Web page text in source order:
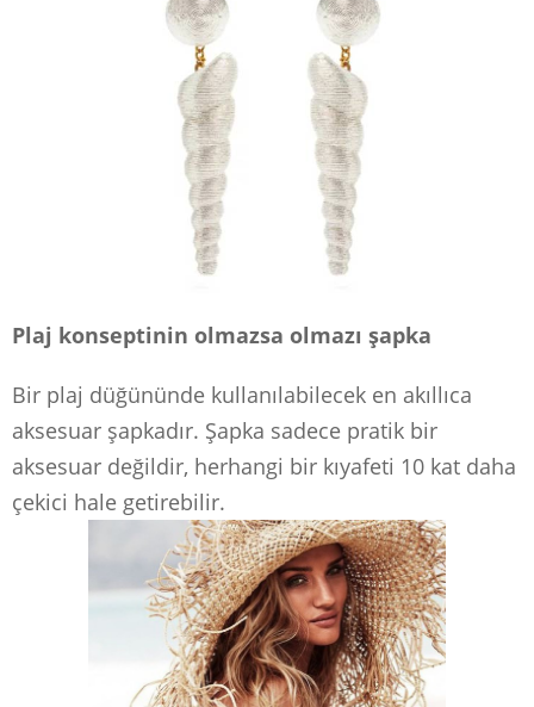
Plaj konseptinin olmazsa olmazı şapka
Bir plaj düğününde kullanılabilecek en akıllıca
aksesuar şapkadır. Şapka sadece pratik bir
aksesuar değildir, herhangi bir kıyafeti 10 kat daha
çekici hale getirebilir.